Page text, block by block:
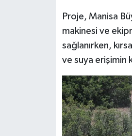
Proje, Manisa
makinesi ve
sağlanırken,
ve suya erişimin